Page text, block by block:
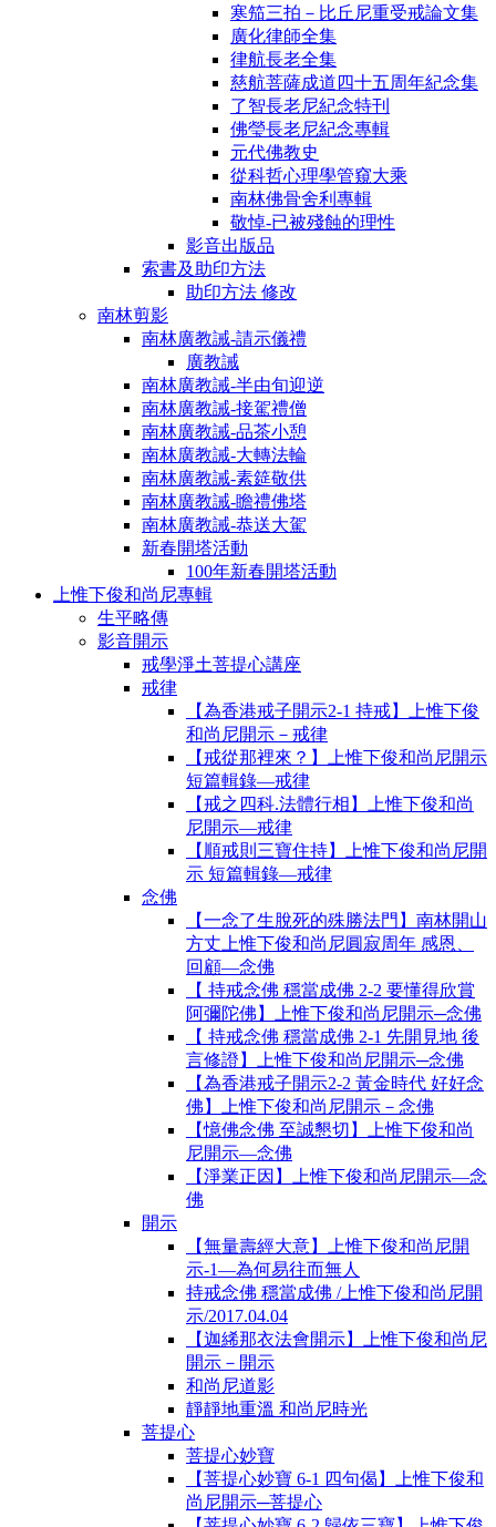
寒笳三拍－比丘尼重受戒論文集
廣化律師全集
律航長老全集
慈航菩薩成道四十五周年紀念集
了智長老尼紀念特刊
佛瑩長老尼紀念專輯
元代佛教史
從科哲心理學管窺大乘
南林佛骨舍利專輯
敬悼-已被殘蝕的理性
影音出版品
索書及助印方法
助印方法 修改
南林剪影
南林廣教誡-請示儀禮
廣教誡
南林廣教誡-半由旬迎逆
南林廣教誡-接駕禮僧
南林廣教誡-品茶小憩
南林廣教誡-大轉法輪
南林廣教誡-素筵敬供
南林廣教誡-瞻禮佛塔
南林廣教誡-恭送大駕
新春開塔活動
100年新春開塔活動
上惟下俊和尚尼專輯
生平略傳
影音開示
戒學淨土菩提心講座
戒律
【為香港戒子開示2-1 持戒】上惟下俊
和尚尼開示－戒律
【戒從那裡來？】上惟下俊和尚尼開示
短篇輯錄—戒律
【戒之四科.法體行相】上惟下俊和尚
尼開示—戒律
【順戒則三寶住持】上惟下俊和尚尼開
示 短篇輯錄—戒律
念佛
【一念了生脫死的殊勝法門】南林開山
方丈上惟下俊和尚尼圓寂周年 感恩、
回顧—念佛
【 持戒念佛 穩當成佛 2-2 要懂得欣賞
阿彌陀佛】上惟下俊和尚尼開示─念佛
【 持戒念佛 穩當成佛 2-1 先開見地 後
言修證】上惟下俊和尚尼開示─念佛
【為香港戒子開示2-2 黃金時代 好好念
佛】上惟下俊和尚尼開示－念佛
【憶佛念佛 至誠懇切】上惟下俊和尚
尼開示—念佛
【淨業正因】上惟下俊和尚尼開示—念
佛
開示
【無量壽經大意】上惟下俊和尚尼開
示-1―為何易往而無人
持戒念佛 穩當成佛 /上惟下俊和尚尼開
示/2017.04.04
【迦絺那衣法會開示】上惟下俊和尚尼
開示－開示
和尚尼道影
靜靜地重溫 和尚尼時光
菩提心
菩提心妙寶
【菩提心妙寶 6-1 四句偈】上惟下俊和
尚尼開示─菩提心